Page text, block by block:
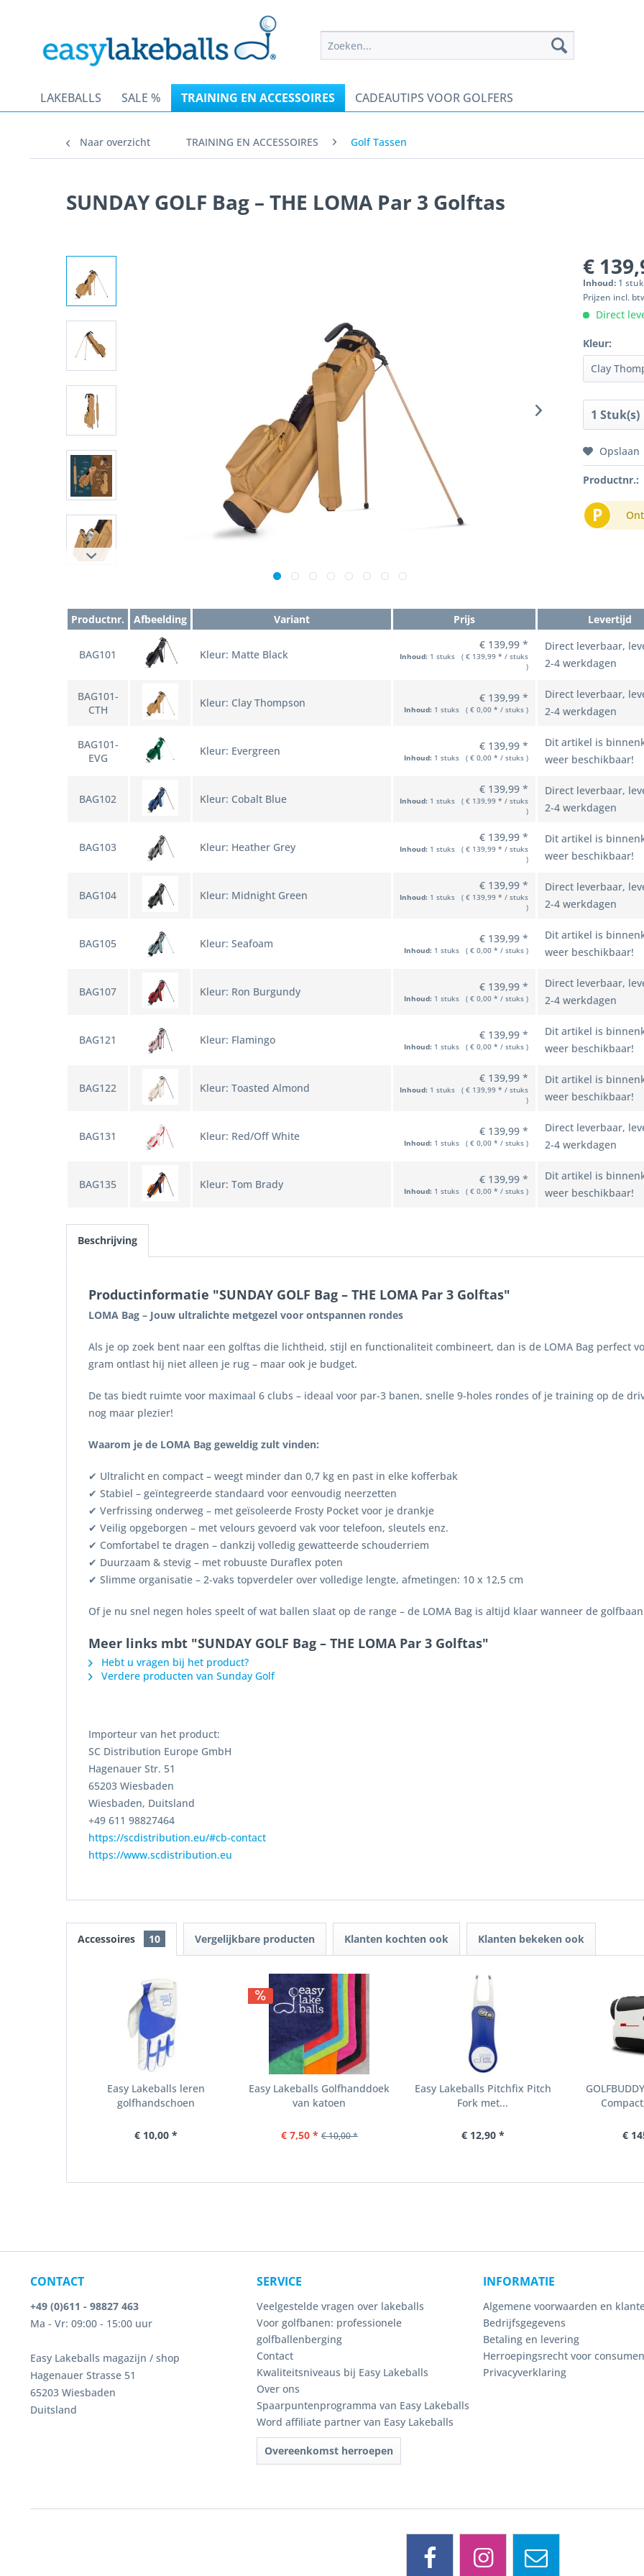
LAKEBALLS SALE % TRAINING EN ACCESSOIRES CADEAUTIPS VOOR GOLFERS
Naar overzicht TRAINING EN ACCESSOIRES Golf Tassen
SUNDAY GOLF Bag – THE LOMA Par 3 Golftas
€
Inhoud: 1
Prijzen incl.
Direct
Kleur:
Opslaan
Productnr.:
P
Productnr. Afbeelding Variant Prijs Levertijd
BAG101 Kleur: Matte Black
€ 139,99 *
Inhoud: 1 stuks ( € 139,99 * / stuks
)
Direct leverbaar,
2-4 werkdagen
BAG101-
CTH
Kleur: Clay Thompson € 139,99 *
Inhoud: 1 stuks ( € 0,00 * / stuks )
Direct leverbaar,
2-4 werkdagen
BAG101-
EVG
Kleur: Evergreen € 139,99 *
Inhoud: 1 stuks ( € 0,00 * / stuks )
Dit artikel is
weer beschikbaar!
BAG102 Kleur: Cobalt Blue
€ 139,99 *
Inhoud: 1 stuks ( € 139,99 * / stuks
)
Direct leverbaar,
2-4 werkdagen
BAG103 Kleur: Heather Grey
€ 139,99 *
Inhoud: 1 stuks ( € 139,99 * / stuks
)
Dit artikel is
weer beschikbaar!
BAG104 Kleur: Midnight Green
€ 139,99 *
Inhoud: 1 stuks ( € 139,99 * / stuks
)
Direct leverbaar,
2-4 werkdagen
BAG105 Kleur: Seafoam € 139,99 *
Inhoud: 1 stuks ( € 0,00 * / stuks )
Dit artikel is
weer beschikbaar!
BAG107 Kleur: Ron Burgundy € 139,99 *
Inhoud: 1 stuks ( € 0,00 * / stuks )
Direct leverbaar,
2-4 werkdagen
BAG121 Kleur: Flamingo € 139,99 *
Inhoud: 1 stuks ( € 0,00 * / stuks )
Dit artikel is
weer beschikbaar!
BAG122 Kleur: Toasted Almond
€ 139,99 *
Inhoud: 1 stuks ( € 139,99 * / stuks
)
Dit artikel is
weer beschikbaar!
BAG131 Kleur: Red/Off White € 139,99 *
Inhoud: 1 stuks ( € 0,00 * / stuks )
Direct leverbaar,
2-4 werkdagen
BAG135 Kleur: Tom Brady € 139,99 *
Inhoud: 1 stuks ( € 0,00 * / stuks )
Dit artikel is
weer beschikbaar!
Beschrijving
Productinformatie "SUNDAY GOLF Bag – THE LOMA Par 3 Golftas"
LOMA Bag – Jouw ultralichte metgezel voor ontspannen rondes
Als je op zoek bent naar een golftas die lichtheid, stijl en functionaliteit combineert, dan is de LOMA Bag perfect
gram ontlast hij niet alleen je rug – maar ook je budget.
De tas biedt ruimte voor maximaal 6 clubs – ideaal voor par-3 banen, snelle 9-holes rondes of je training op de
nog maar plezier!
Waarom je de LOMA Bag geweldig zult vinden:
✔ Ultralicht en compact – weegt minder dan 0,7 kg en past in elke kofferbak
✔ Stabiel – geïntegreerde standaard voor eenvoudig neerzetten
✔ Verfrissing onderweg – met geïsoleerde Frosty Pocket voor je drankje
✔ Veilig opgeborgen – met velours gevoerd vak voor telefoon, sleutels enz.
✔ Comfortabel te dragen – dankzij volledig gewatteerde schouderriem
✔ Duurzaam & stevig – met robuuste Duraflex poten
✔ Slimme organisatie – 2-vaks topverdeler over volledige lengte, afmetingen: 10 x 12,5 cm
Of je nu snel negen holes speelt of wat ballen slaat op de range – de LOMA Bag is altijd klaar wanneer de
Meer links mbt "SUNDAY GOLF Bag – THE LOMA Par 3 Golftas"
Hebt u vragen bij het product?
Verdere producten van Sunday Golf
Importeur van het product:
SC Distribution Europe GmbH
Hagenauer Str. 51
65203 Wiesbaden
Wiesbaden, Duitsland
+49 611 98827464
https://scdistribution.eu/#cb-contact
https://www.scdistribution.eu
Accessoires 10 Vergelijkbare producten Klanten kochten ook Klanten bekeken ook
Easy Lakeballs leren
golfhandschoen
€ 10,00 *
Easy Lakeballs Golfhanddoek
van katoen
€ 7,50 * € 10,00 *
Easy Lakeballs Pitchfix Pitch
Fork met...
€ 12,90 * €
CONTACT
+49 (0)611 - 98827 463
Ma - Vr: 09:00 - 15:00 uur
Easy Lakeballs magazijn / shop
Hagenauer Strasse 51
65203 Wiesbaden
Duitsland
SERVICE
Veelgestelde vragen over lakeballs
Voor golfbanen: professionele
golfballenberging
Contact
Kwaliteitsniveaus bij Easy Lakeballs
Over ons
Spaarpuntenprogramma van Easy Lakeballs
Word affiliate partner van Easy Lakeballs
Overeenkomst herroepen
INFORMATIE
Algemene voorwaarden en
Bedrijfsgegevens
Betaling en levering
Herroepingsrecht voor
Privacyverklaring